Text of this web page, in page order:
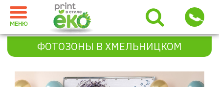
МЕНЮ
ФОТОЗОНЫ В ХМЕЛЬНИЦКОМ